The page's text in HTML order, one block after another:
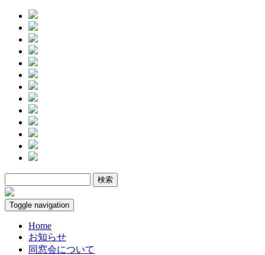
Toggle navigation
Home
お知らせ
同窓会について